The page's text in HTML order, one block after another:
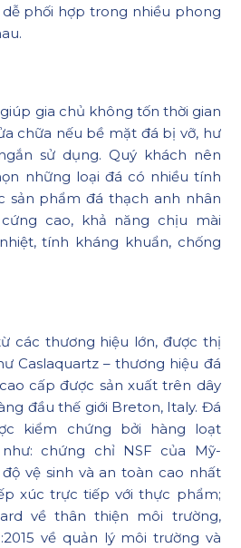
phối hợp trong nhiều phong
gia chủ không tốn thời gian
chữa nếu bề mặt đá bị vỡ, hư
sử dụng. Quý khách nên
những loại đá có nhiều tính
sản phẩm đá thạch anh nhân
cao, khả năng chịu mài
tính kháng khuẩn, chống
các thương hiệu lớn, được thị
Caslaquartz – thương hiệu đá
cấp được sản xuất trên dây
đầu thế giới Breton, Italy. Đá
kiểm chứng bởi hàng loạt
chứng chỉ NSF của Mỹ-
vệ sinh và an toàn cao nhất
xúc trực tiếp với thực phẩm;
về thân thiện môi trường,
về quản lý môi trường và